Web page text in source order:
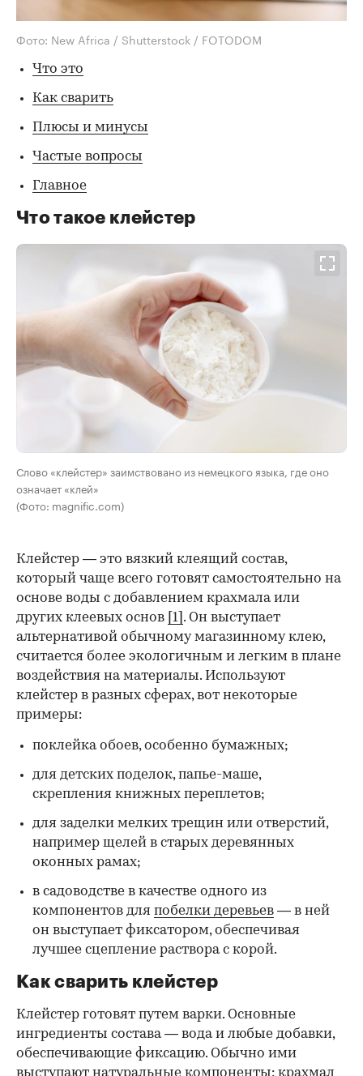
Фото: New Africa / Shutterstock / FOTODOM
Что это
Как сварить
Плюсы и минусы
Частые вопросы
Главное
Что такое клейстер
Слово «клейстер» заимствовано из немецкого языка, где оно
означает «клей»
(Фото: magnific.com)
00:00 / 00:00
Клейстер — это вязкий клеящий состав,
который чаще всего готовят самостоятельно на
основе воды с добавлением крахмала или
других клеевых основ [1] . Он выступает
альтернативой обычному магазинному клею,
считается более экологичным и легким в плане
воздействия на материалы. Используют
клейстер в разных сферах, вот некоторые
примеры:
поклейка обоев, особенно бумажных;
для детских поделок, папье-маше,
скрепления книжных переплетов;
для заделки мелких трещин или отверстий,
например щелей в старых деревянных
оконных рамах;
в садоводстве в качестве одного из
компонентов для побелки деревьев — в ней
он выступает фиксатором, обеспечивая
лучшее сцепление раствора с корой.
Как сварить клейстер
Клейстер готовят путем варки. Основные
ингредиенты состава — вода и любые добавки,
обеспечивающие фиксацию. Обычно ими